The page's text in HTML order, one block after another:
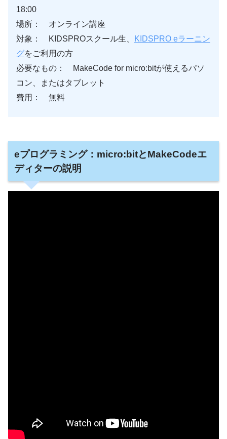
18:00
場所： オンライン講座
対象： KIDSPROスクール生、
KIDSPRO eラーニン
グをご利用の方
必要なもの： MakeCode for micro:bitが使えるパソ
コン、またはタブレット
費用： 無料
eプログラミング：micro:bitとMakeCodeエ
ディターの説明